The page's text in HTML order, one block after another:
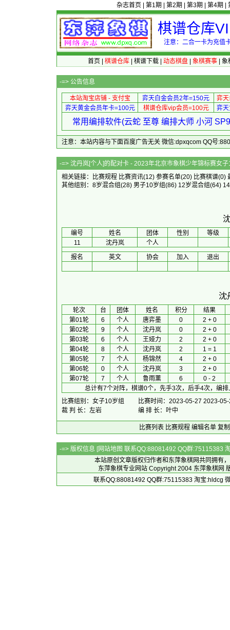
杂志首页 第1期 第2期 第3期 第4期
棋谱仓库
注意：二合一卡为充值
首页 棋谱仓库| 棋谱下载| 动态棋盘| 象棋赛事| 象
-=> 公告信息
本站淘宝店铺 - 支付宝 弈天白金会员2年=150元
弈
弈天黄金会员年卡=100元
棋谱仓库vip会员=100元 弈
常用编排软件(云蛇 至尊 编排大师 小河
注意：本站内容与下面百度广告无关 微信:dpxqcom QQ号
-=> 沈丹岚[个人]的配对卡 - 2023年北
相关链接：
比赛规程 比赛资讯(12) 参赛名单(20) 比赛棋谱(0)
其他组别： 8岁混合组(28) 男子10岁组(86) 12岁混合组(64)
编号 姓名 团体 性别
等级
11
沈丹岚
个人
报名
英文 协会 加入 退出
沈
轮次 台 团体 姓名 积分
结果
第01轮
6 个人 唐弈墨 0
2 + 0
第02轮
9 个人 沈丹岚 0
2 + 0
第03轮
6 个人 王娅力 2
2 + 0
第04轮
8 个人 沈丹岚 2
1 = 1
第05轮
7 个人 杨锦然 4
2 + 0
第06轮
0 个人 沈丹岚 3
2 + 0
第07轮
7 个人 鲁雨薰 6
0 - 2
总计有7个对阵，棋谱0个，先手3次，后手4次，编
比赛组别：女子10岁组
比赛时间：2023-05-27 2023-
裁 判 长：左岩
编 排 长：叶中
比赛列表 比赛规程 编辑名单 复
-=> 版权信息 [网站地图 联系QQ:88081492 QQ群:75115383
本站原创文章版权归作者和 东萍象棋网共同拥有
东萍象棋专业网站 Copyright 2004 东萍象棋网
联系QQ:88081492 QQ群:75115383 淘宝:hldcg